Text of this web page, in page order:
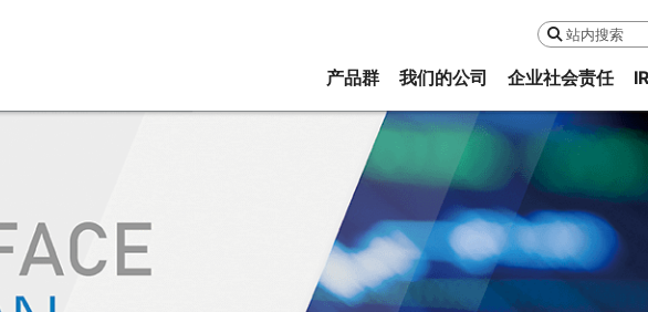
搜索
产品群 我们的公司 企业社会责任